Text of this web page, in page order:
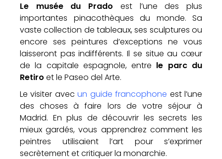
Le musée du Prado est l’une des plus
importantes pinacothèques du monde. Sa
vaste collection de tableaux, ses sculptures ou
encore ses peintures d’exceptions ne vous
laisseront pas indifférents. Il se situe au cœur
de la capitale espagnole, entre le parc du
Retiro et le Paseo del Arte.
Le visiter avecun guide francophone est l’une
des choses à faire lors de votre séjour à
Madrid. En plus de découvrir les secrets les
mieux gardés, vous apprendrez comment les
peintres utilisaient l’art pour s’exprimer
secrètement et critiquer la monarchie.